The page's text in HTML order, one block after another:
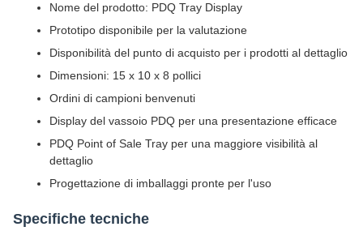
Nome del prodotto: PDQ Tray Display
Prototipo disponibile per la valutazione
Disponibilità del punto di acquisto per i prodotti al dettaglio
Dimensioni: 15 x 10 x 8 pollici
Ordini di campioni benvenuti
Display del vassoio PDQ per una presentazione efficace
PDQ Point of Sale Tray per una maggiore visibilità al
dettaglio
Progettazione di imballaggi pronte per l'uso
Specifiche tecniche